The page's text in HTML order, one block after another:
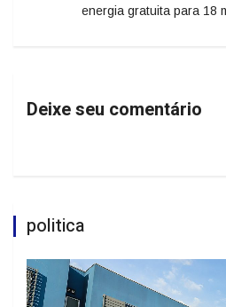
energia gratuita para 18
Deixe seu comentário
politica